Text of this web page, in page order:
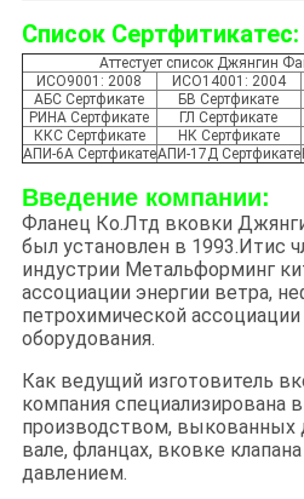
Список Сертфитикатес:
Аттестует список Джянгин
ИСО9001: 2008
ИСО14001: 2004
АБС Сертфикате
БВ Сертфикате
РИНА Сертфикате
ГЛ Сертфикате
ККС Сертфикате
НК Сертфикате
АПИ-6А СертфикатеАПИ-17Д Сертфикате
Введение компании:
Фланец Ко.Лтд вковки
был установлен в 1993.Итис
индустрии Метальформинг
ассоциации энергии ветра,
петрохимической
оборудования.
Как ведущий изготовитель
компания специализирована
производством, выкованных
вале, фланцах, вковке
давлением.